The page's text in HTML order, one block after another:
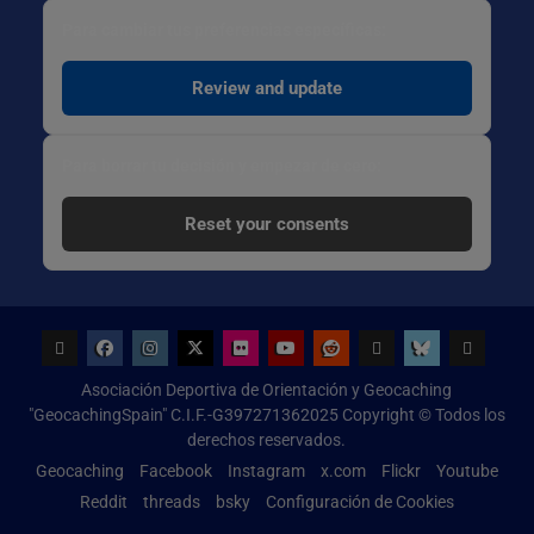
Review and update
Reset your consents
Asociación Deportiva de Orientación y Geocaching
"GeocachingSpain" C.I.F.-G397271362025 Copyright © Todos los
derechos reservados.
Geocaching
Facebook Instagram x.com Flickr
Youtube
Reddit
threads bsky Configuración de Cookies